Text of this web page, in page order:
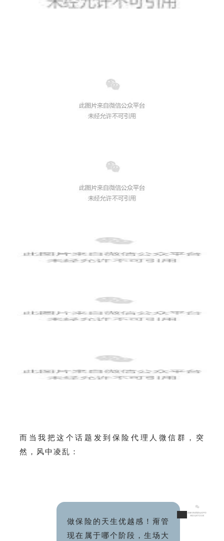
而当我把这个话题发到保险代理人微信群，突
然，风中凌乱：
做保险的天生优越感！甭管
现在属于哪个阶段，生场大